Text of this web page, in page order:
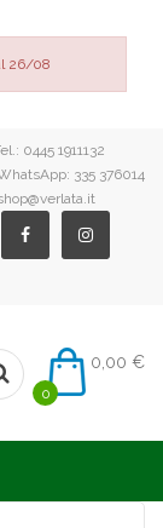
26/08
0445 1911132
335 376014
0,00 €
0